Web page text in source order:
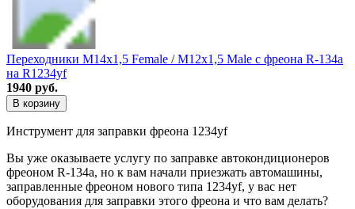
Переходники М14х1,5 Female / М12х1,5 Male с фреона R-134a
на R1234yf
1940 руб.
В корзину
Инструмент для заправки фреона 1234yf
Вы уже оказываете услугу по заправке автокондиционеров
фреоном R-134а, но к вам начали приезжать автомашины,
заправленные фреоном нового типа 1234yf, у вас нет
оборудования для заправки этого фреона и что вам делать?